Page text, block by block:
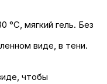
°C, мягкий гель. Без
виде, в тени.
чтобы